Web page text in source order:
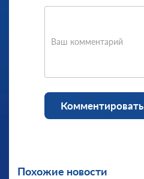
Ваш комментарий
Комментировать
Похожие новости